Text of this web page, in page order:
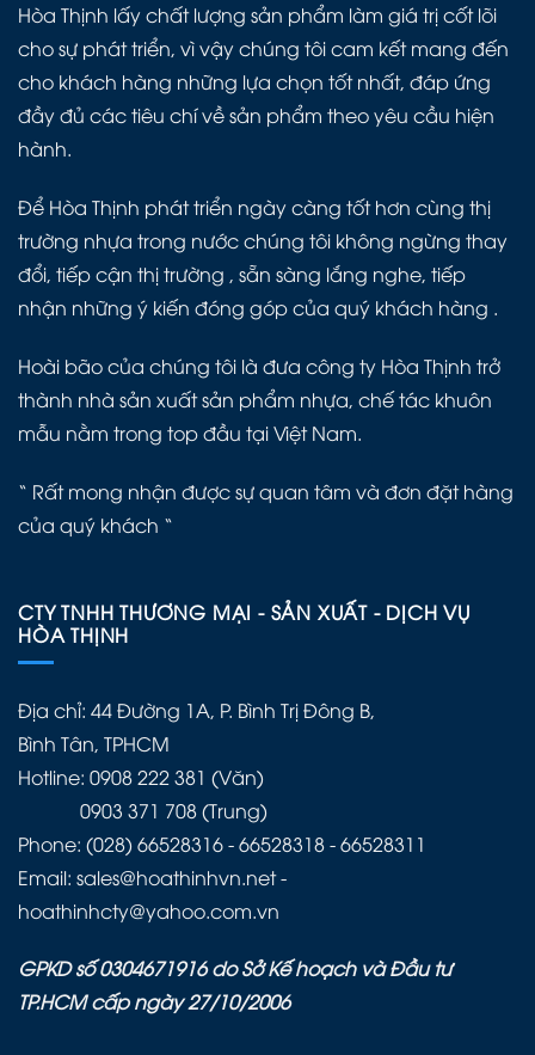
Hòa Thịnh lấy chất lượng sản phẩm làm giá trị cốt lõi
cho sự phát triển, vì vậy chúng tôi cam kết mang đến
cho khách hàng những lựa chọn tốt nhất, đáp ứng
đầy đủ các tiêu chí về sản phẩm theo yêu cầu hiện
hành.
Để Hòa Thịnh phát triển ngày càng tốt hơn cùng thị
trường nhựa trong nước chúng tôi không ngừng thay
đổi, tiếp cận thị trường , sẵn sàng lắng nghe, tiếp
nhận những ý kiến đóng góp của quý khách hàng .
Hoài bão của chúng tôi là đưa công ty Hòa Thịnh trở
thành nhà sản xuất sản phẩm nhựa, chế tác khuôn
mẫu nằm trong top đầu tại Việt Nam.
“ Rất mong nhận được sự quan tâm và đơn đặt hàng
của quý khách “
CTY TNHH THƯƠNG MẠI - SẢN XUẤT - DỊCH VỤ
HÒA THỊNH
Địa chỉ: 44 Đường 1A, P. Bình Trị Đông B,
Bình Tân, TPHCM
Hotline: 0908 222 381 (Văn)
0903 371 708 (Trung)
Phone: (028) 66528316 - 66528318 - 66528311
Email: sales@hoathinhvn.net -
hoathinhcty@yahoo.com.vn
GPKD số 0304671916 do Sở Kế hoạch và Đầu tư
TP.HCM cấp ngày 27/10/2006